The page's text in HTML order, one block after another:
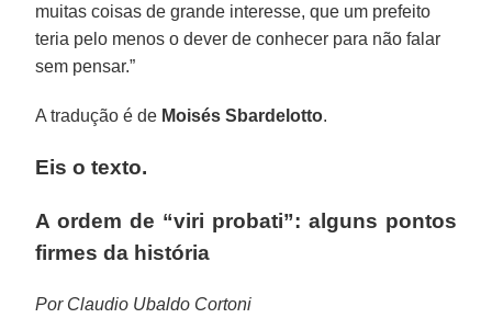
muitas coisas de grande interesse, que um prefeito
teria pelo menos o dever de conhecer para não falar
sem pensar.”
A tradução é de Moisés Sbardelotto.
Eis o texto.
A ordem de “viri probati”: alguns pontos
firmes da história
Por Claudio Ubaldo Cortoni